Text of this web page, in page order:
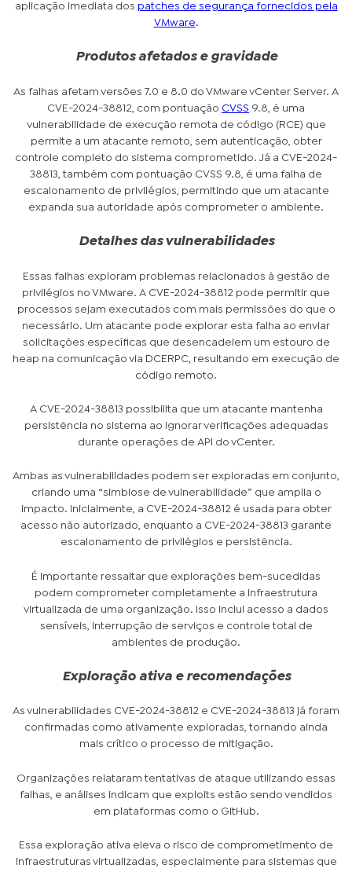
aplicação imediata dos patches de segurança fornecidos pela
VMware.
Produtos afetados e gravidade
As falhas afetam versões 7.0 e 8.0 do VMware vCenter Server. A
CVE-2024-38812, com pontuação CVSS 9.8, é uma
vulnerabilidade de execução remota de código (RCE) que
permite a um atacante remoto, sem autenticação, obter
controle completo do sistema comprometido. Já a CVE-2024-
38813, também com pontuação CVSS 9.8, é uma falha de
escalonamento de privilégios, permitindo que um atacante
expanda sua autoridade após comprometer o ambiente.
Detalhes das vulnerabilidades
Essas falhas exploram problemas relacionados à gestão de
privilégios no VMware. A CVE-2024-38812 pode permitir que
processos sejam executados com mais permissões do que o
necessário. Um atacante pode explorar esta falha ao enviar
solicitações específicas que desencadeiem um estouro de
heap na comunicação via DCERPC, resultando em execução de
código remoto.
A CVE-2024-38813 possibilita que um atacante mantenha
persistência no sistema ao ignorar verificações adequadas
durante operações de API do vCenter.
Ambas as vulnerabilidades podem ser exploradas em conjunto,
criando uma “simbiose de vulnerabilidade” que amplia o
impacto. Inicialmente, a CVE-2024-38812 é usada para obter
acesso não autorizado, enquanto a CVE-2024-38813 garante
escalonamento de privilégios e persistência.
É importante ressaltar que explorações bem-sucedidas
podem comprometer completamente a infraestrutura
virtualizada de uma organização. Isso inclui acesso a dados
sensíveis, interrupção de serviços e controle total de
ambientes de produção.
Exploração ativa e recomendações
As vulnerabilidades CVE-2024-38812 e CVE-2024-38813 já foram
confirmadas como ativamente exploradas, tornando ainda
mais crítico o processo de mitigação.
Organizações relataram tentativas de ataque utilizando essas
falhas, e análises indicam que exploits estão sendo vendidos
em plataformas como o GitHub.
Essa exploração ativa eleva o risco de comprometimento de
infraestruturas virtualizadas, especialmente para sistemas que